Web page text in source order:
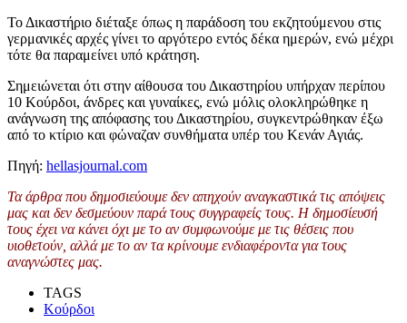
Το Δικαστήριο διέταξε όπως η παράδοση του εκζητούμενου στις
γερμανικές αρχές γίνει το αργότερο εντός δέκα ημερών, ενώ μέχρι
τότε θα παραμείνει υπό κράτηση.
Σημειώνεται ότι στην αίθουσα του Δικαστηρίου υπήρχαν περίπου
10 Κούρδοι, άνδρες και γυναίκες, ενώ μόλις ολοκληρώθηκε η
ανάγνωση της απόφασης του Δικαστηρίου, συγκεντρώθηκαν έξω
από το κτίριο και φώναζαν συνθήματα υπέρ του Κενάν Αγιάς.
Πηγή: hellasjournal.com
Τα άρθρα που δημοσιεύουμε δεν απηχούν αναγκαστικά τις απόψεις
μας και δεν δεσμεύουν παρά τους συγγραφείς τους. Η δημοσίευσή
τους έχει να κάνει όχι με το αν συμφωνούμε με τις θέσεις που
υιοθετούν, αλλά με το αν τα κρίνουμε ενδιαφέροντα για τους
αναγνώστες μας.
TAGS
Κούρδοι